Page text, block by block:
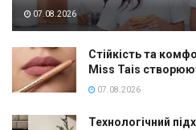
07.08.2026
Стійкість та
Miss Tais
07.08.2026
Технологічний